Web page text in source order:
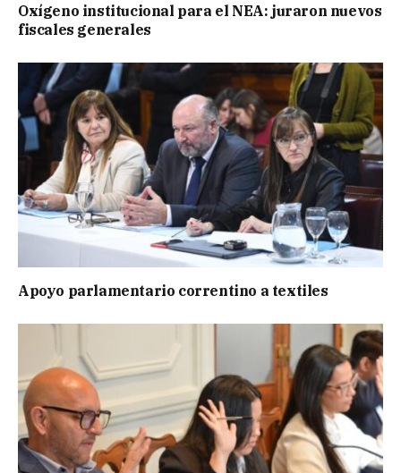
Oxígeno institucional para el NEA: juraron nuevos
fiscales generales
Apoyo parlamentario correntino a textiles